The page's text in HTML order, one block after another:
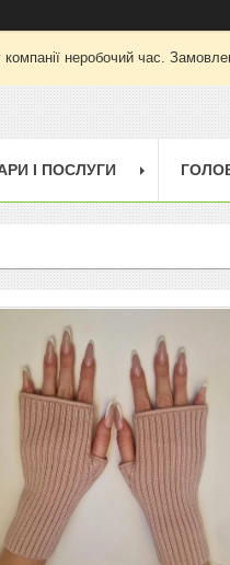
компанії неробочий час.
І ПОСЛУГИ